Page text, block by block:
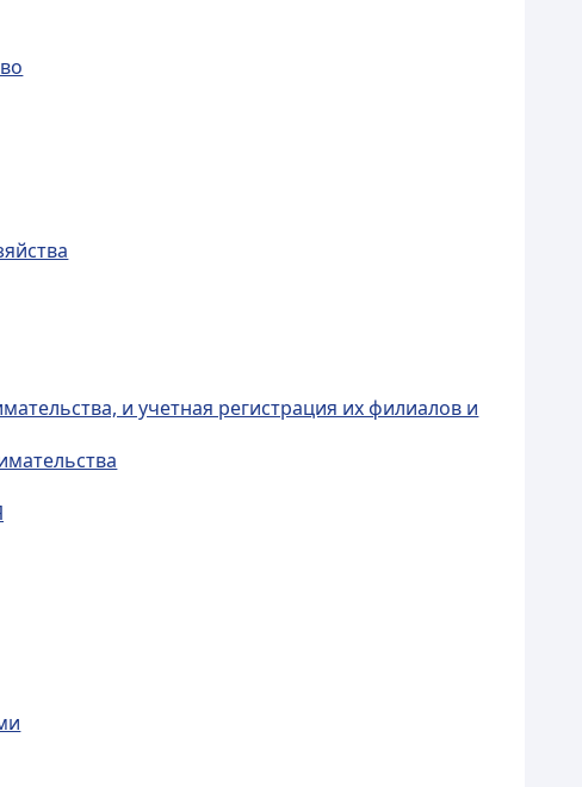
и учетная регистрация их филиалов и